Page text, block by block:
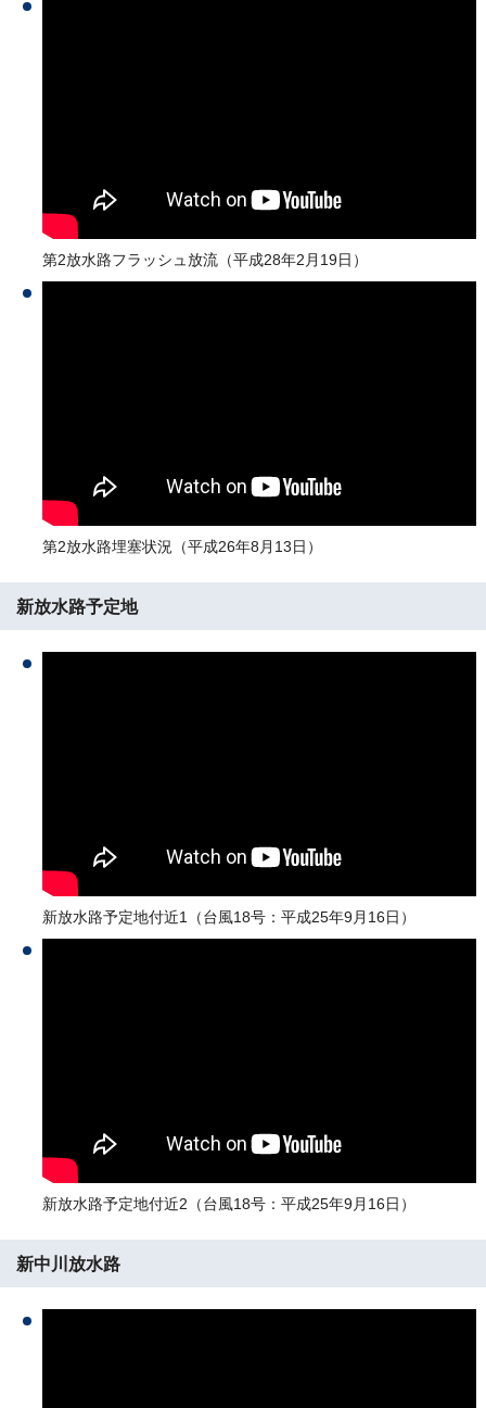
第2放水路フラッシュ放流（平成28年2月19日）
第2放水路埋塞状況（平成26年8月13日）
新放水路予定地
新放水路予定地付近1（台風18号：平成25年9月16日）
新放水路予定地付近2（台風18号：平成25年9月16日）
新中川放水路